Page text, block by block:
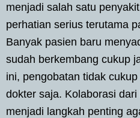
menjadi salah satu
perhatian serius terutama
Banyak pasien baru
sudah berkembang cukup
ini, pengobatan tidak
dokter saja. Kolaborasi
menjadi langkah penting